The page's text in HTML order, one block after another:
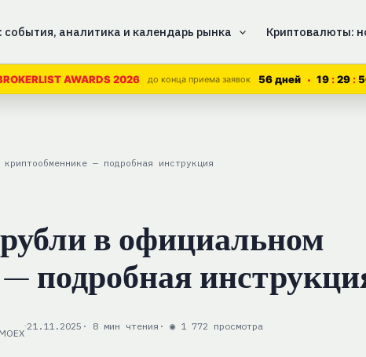
события, аналитика и календарь рынка Криптовалюты:
AWARDS 2026 до конца приема заявок 56 дней 19 29
— подробная инструкция
в официальном
подробная
21.11.2025 · 8 мин чтения · ◉ 1 772 просмотра